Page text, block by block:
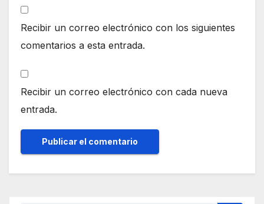
Recibir un correo electrónico con los siguientes
comentarios a esta entrada.
Recibir un correo electrónico con cada nueva
entrada.